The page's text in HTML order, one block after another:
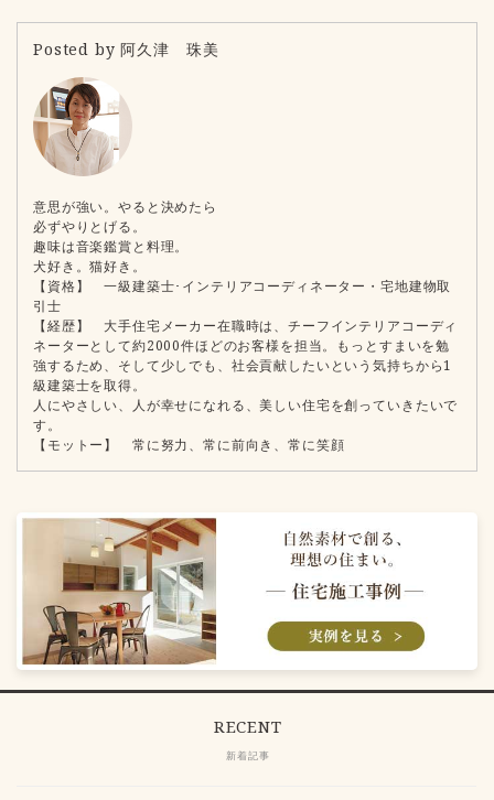
Posted by 阿久津 珠美
意思が強い。やると決めたら
必ずやりとげる。
趣味は音楽鑑賞と料理。
犬好き。猫好き。
【資格】 一級建築士･インテリアコーディネーター・宅地建物取
引士
【経歴】 大手住宅メーカー在職時は、チーフインテリアコーディ
ネーターとして約2000件ほどのお客様を担当。もっとすまいを勉
強するため、そして少しでも、社会貢献したいという気持ちから1
級建築士を取得。
人にやさしい、人が幸せになれる、美しい住宅を創っていきたいで
す。
【モットー】 常に努力、常に前向き、常に笑顔
RECENT
新着記事